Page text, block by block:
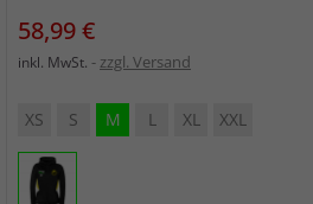
Preis
58,99 €
inkl. MwSt. zzgl. Versand
XS S M L XL XXL